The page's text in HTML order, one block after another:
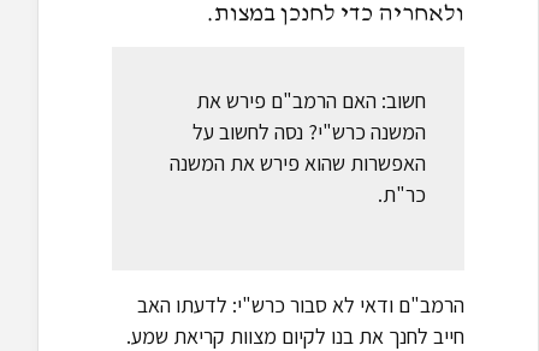
ולאחריה כדי לחנכן במצות.
חשוב: האם הרמב"ם פירש את
המשנה כרש"י? נסה לחשוב על
האפשרות שהוא פירש את המשנה
כר"ת.
הרמב"ם ודאי לא סבור כרש"י: לדעתו האב
חייב לחנך את בנו לקיום מצוות קריאת שמע.